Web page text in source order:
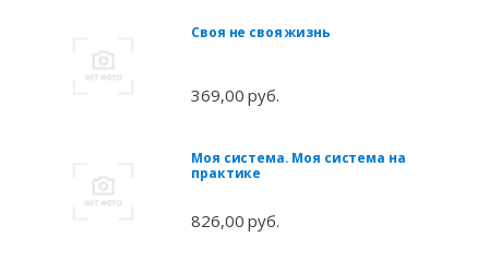
Своя не своя жизнь
369,00 руб.
Моя система. Моя система на
практике
826,00 руб.